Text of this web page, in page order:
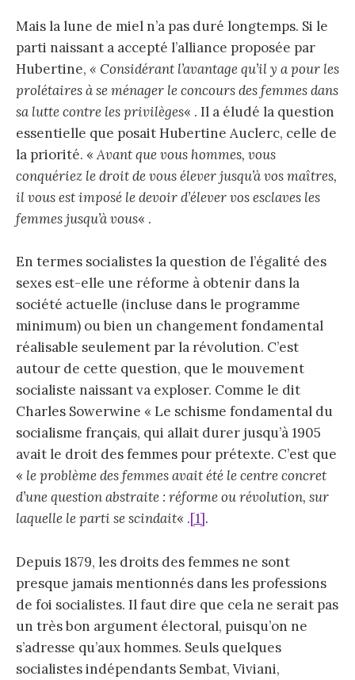
Mais la lune de miel n’a pas duré longtemps. Si le
parti naissant a accepté l’alliance proposée par
Hubertine, « Considérant l’avantage qu’il y a pour les
prolétaires à se ménager le concours des femmes dans
sa lutte contre les privilèges« . Il a éludé la question
essentielle que posait Hubertine Auclerc, celle de
la priorité. «Avant que vous hommes, vous
conquériez le droit de vous élever jusqu’à vos maîtres,
il vous est imposé le devoir d’élever vos esclaves les
femmes jusqu’à vous« .
En termes socialistes la question de l’égalité des
sexes est-elle une réforme à obtenir dans la
société actuelle (incluse dans le programme
minimum) ou bien un changement fondamental
réalisable seulement par la révolution. C’est
autour de cette question, que le mouvement
socialiste naissant va exploser. Comme le dit
Charles Sowerwine « Le schisme fondamental du
socialisme français, qui allait durer jusqu’à 1905
avait le droit des femmes pour prétexte. C’est que
« le problème des femmes avait été le centre concret
d’une question abstraite : réforme ou révolution, sur
laquelle le parti se scindait« .[1].
Depuis 1879, les droits des femmes ne sont
presque jamais mentionnés dans les professions
de foi socialistes. Il faut dire que cela ne serait pas
un très bon argument électoral, puisqu’on ne
s’adresse qu’aux hommes. Seuls quelques
socialistes indépendants Sembat, Viviani,